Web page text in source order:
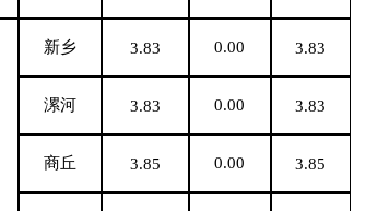
新乡 3.83 0.00 3.83
漯河 3.83 0.00 3.83
商丘 3.85 0.00 3.85